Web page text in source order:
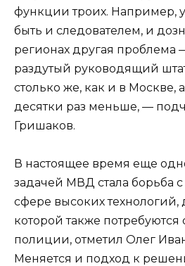
функции троих. Например,
быть и следователем, и
регионах другая
раздутый руководящий
столько же, как и в Москве,
десятки раз меньше, —
Гришаков.
В настоящее время еще
задачей МВД стала борьба
сфере высоких
которой также
полиции, отметил Олег
Меняется и подход к